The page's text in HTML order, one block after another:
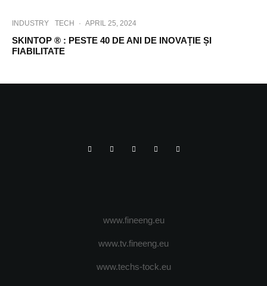
INDUSTRY TECH · APRIL 25, 2024
SKINTOP ® : PESTE 40 DE ANI DE INOVAȚIE ȘI
FIABILITATE
www.fineeng.eu
www.tv.fineeng.eu
www.techs-tock.eu